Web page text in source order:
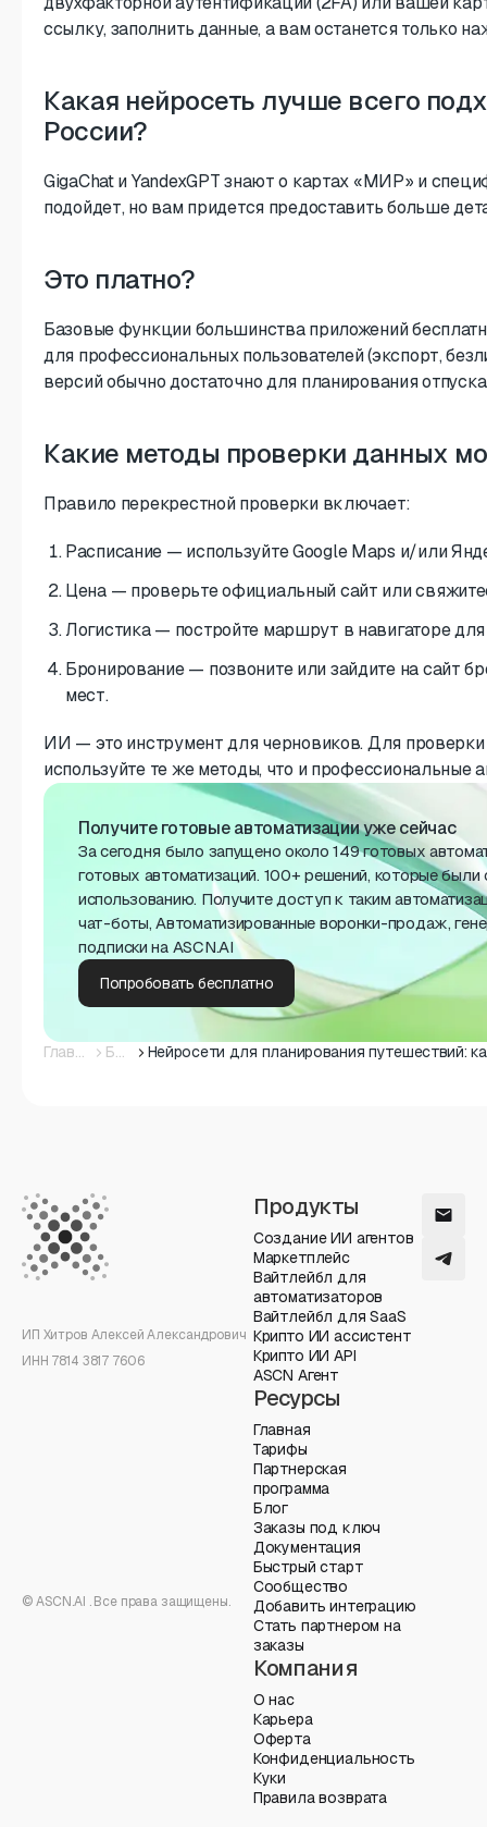
ссылку, заполнить данные, а вам останется только
Какая нейросеть лучше всего
России?
GigaChat и YandexGPT знают о картах «МИР» и
подойдет, но вам придется предоставить больше
Это платно?
Базовые функции большинства приложений
для профессиональных пользователей (экспорт,
версий обычно достаточно для планирования
Какие методы проверки данных
Правило перекрестной проверки включает:
Расписание — используйте Google Maps и/или
Цена — проверьте официальный сайт или
Логистика — постройте маршрут в навигаторе
Бронирование — позвоните или зайдите на сайт
мест.
ИИ — это инструмент для черновиков. Для
используйте те же методы, что и профессиональные
Получите готовые автоматизации уже сейчас
За сегодня было запущено около 149 готовых
готовых автоматизаций. 100+ решений, которые
использованию. Получите доступ к таким
чат-боты, Автоматизированные воронки-продаж,
подписки на ASCN.AI
Попробовать бесплатно
Главная Блог
ИП Хитров Алексей Александрович
ИНН 7814 3817 7606
© ASCN.AI . Все права защищены.
Продукты
Создание ИИ агентов
Маркетплейс
Вайтлейбл для
автоматизаторов
Вайтлейбл для SaaS
Крипто ИИ ассистент
Крипто ИИ API
ASCN Агент
Ресурсы
Главная
Тарифы
Партнерская
программа
Блог
Заказы под ключ
Документация
Быстрый старт
Сообщество
Добавить интеграцию
Стать партнером на
заказы
Компания
О нас
Карьера
Оферта
Конфиденциальность
Куки
Правила возврата